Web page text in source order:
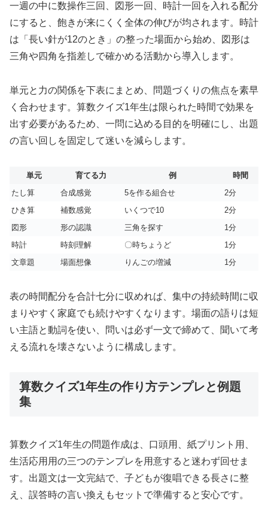
一週の中に数操作三回、図形一回、時計一回を入れる配分
にすると、飽きが来にくく全体の伸びが均されます。時計
は「長い針が12のとき」の整った場面から始め、図形は
三角や四角を指差しで確かめる活動から導入します。
単元と力の関係を下表にまとめ、問題づくりの焦点を素早
く合わせます。算数クイズ1年生は限られた時間で効果を
出す必要があるため、一問に込める目的を明確にし、出題
の言い回しを固定して迷いを減らします。
単元 育てる力 例
時間
たし算
合成感覚 5を作る組合せ
2分
ひき算
補数感覚 いくつで10
2分
図形
形の認識 三角を探す
1分
時計
時刻理解 〇時ちょうど
1分
文章題
場面想像 りんごの増減 1分
表の時間配分を合計七分に収めれば、集中の持続時間に収
まりやすく家庭でも続けやすくなります。場面の語りは短
い主語と動詞を使い、問いは必ず一文で締めて、聞いて考
える流れを壊さないように構成します。
算数クイズ1年生の作り方テンプレと例題
集
算数クイズ1年生の問題作成は、口頭用、紙プリント用、
生活応用用の三つのテンプレを用意すると迷わず回せま
す。出題文は一文完結で、子どもが復唱できる長さに整
え、誤答時の言い換えもセットで準備すると安心です。